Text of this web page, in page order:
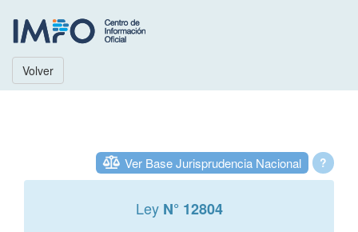
Volver
?
Ver Base Jurisprudencia Nacional
Ley N° 12804